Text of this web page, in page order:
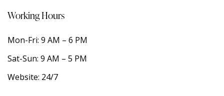
Working Hours
Mon-Fri: 9 AM – 6 PM
Sat-Sun: 9 AM – 5 PM
Website: 24/7